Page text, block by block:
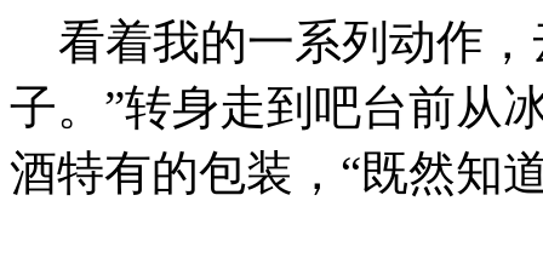
看着我的一系列动作，
子。”转身走到吧台前从
酒特有的包装，“既然知